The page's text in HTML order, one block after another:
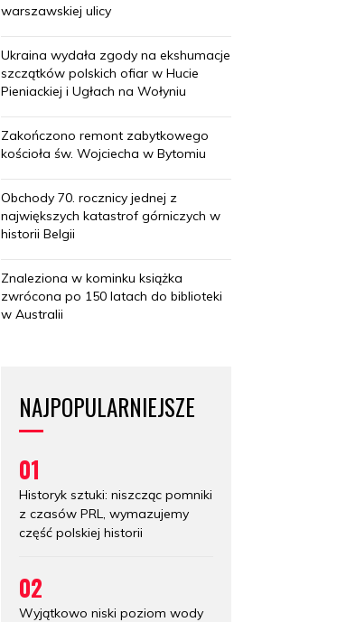
warszawskiej ulicy
Ukraina wydała zgody na ekshumacje
szczątków polskich ofiar w Hucie
Pieniackiej i Ugłach na Wołyniu
Zakończono remont zabytkowego
kościoła św. Wojciecha w Bytomiu
Obchody 70. rocznicy jednej z
największych katastrof górniczych w
historii Belgii
Znaleziona w kominku książka
zwrócona po 150 latach do biblioteki
w Australii
NAJPOPULARNIEJSZE
01
Historyk sztuki: niszcząc pomniki
z czasów PRL, wymazujemy
część polskiej historii
02
Wyjątkowo niski poziom wody